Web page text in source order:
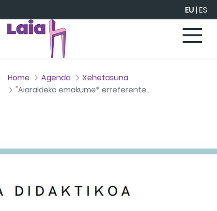
EU|ES
Home Agenda
Xehetasuna
"Aiaraldeko emakume* erreferenteak" lantzeko gida didaktikoa, sarean